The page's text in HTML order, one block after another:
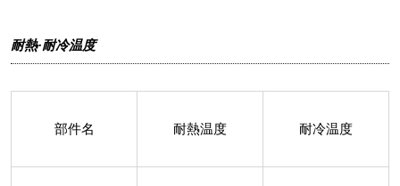
耐熱·耐冷温度
部件名 耐熱温度 耐冷温度